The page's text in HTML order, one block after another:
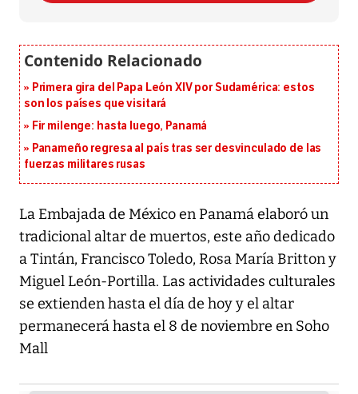
Primera gira del Papa León XIV por Sudamérica: estos
son los países que visitará
Fir milenge: hasta luego, Panamá
Panameño regresa al país tras ser desvinculado de las
fuerzas militares rusas
La Embajada de México en Panamá elaboró un
tradicional altar de muertos, este año dedicado
a Tintán, Francisco Toledo, Rosa María Britton y
Miguel León-Portilla. Las actividades culturales
se extienden hasta el día de hoy y el altar
permanecerá hasta el 8 de noviembre en Soho
Mall